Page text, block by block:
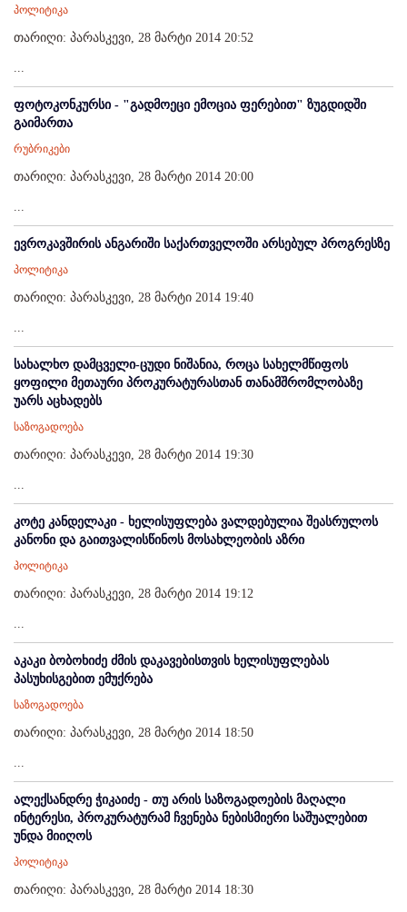
პოლიტიკა
თარიღი: პარასკევი, 28 მარტი 2014 20:52
...
ფოტოკონკურსი - "გადმოეცი ემოცია ფერებით" ზუგდიდში
გაიმართა
რუბრიკები
თარიღი: პარასკევი, 28 მარტი 2014 20:00
...
ევროკავშირის ანგარიში საქართველოში არსებულ პროგრესზე
პოლიტიკა
თარიღი: პარასკევი, 28 მარტი 2014 19:40
...
სახალხო დამცველი-ცუდი ნიშანია, როცა სახელმწიფოს
ყოფილი მეთაური პროკურატურასთან თანამშრომლობაზე
უარს აცხადებს
საზოგადოება
თარიღი: პარასკევი, 28 მარტი 2014 19:30
...
კოტე კანდელაკი - ხელისუფლება ვალდებულია შეასრულოს
კანონი და გაითვალისწინოს მოსახლეობის აზრი
პოლიტიკა
თარიღი: პარასკევი, 28 მარტი 2014 19:12
...
აკაკი ბობოხიძე ძმის დაკავებისთვის ხელისუფლებას
პასუხისგებით ემუქრება
საზოგადოება
თარიღი: პარასკევი, 28 მარტი 2014 18:50
...
ალექსანდრე ჭიკაიძე - თუ არის საზოგადოების მაღალი
ინტერესი, პროკურატურამ ჩვენება ნებისმიერი საშუალებით
უნდა მიიღოს
პოლიტიკა
თარიღი: პარასკევი, 28 მარტი 2014 18:30